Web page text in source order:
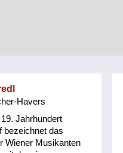
Havers
Jahrhundert
bezeichnet das
Wiener Musikanten